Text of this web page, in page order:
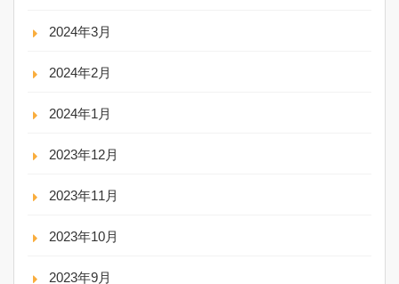
2024年3月
2024年2月
2024年1月
2023年12月
2023年11月
2023年10月
2023年9月